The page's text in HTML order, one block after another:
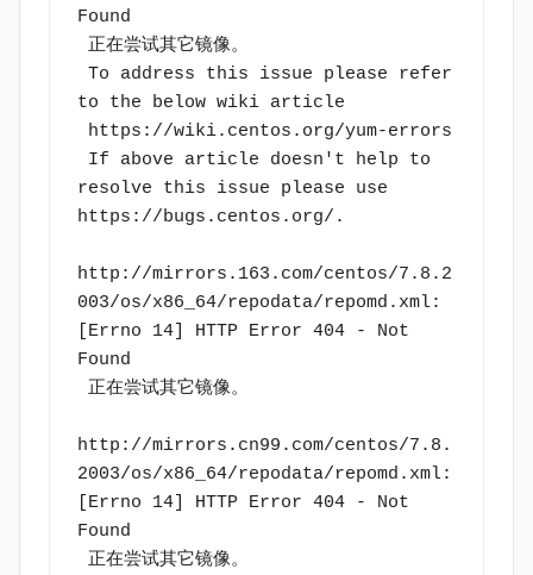
Found
正在尝试其它镜像。
to the below wiki article
https://wiki.centos.org/yum-errors
resolve this issue please use
https://bugs.centos.org/.
http://mirrors.163.com/centos/7.8.2
003/os/x86_64/repodata/repomd.xml:
[Errno 14] HTTP Error 404 - Not
Found
正在尝试其它镜像。
http://mirrors.cn99.com/centos/7.8.
2003/os/x86_64/repodata/repomd.xml:
[Errno 14] HTTP Error 404 - Not
Found
正在尝试其它镜像。